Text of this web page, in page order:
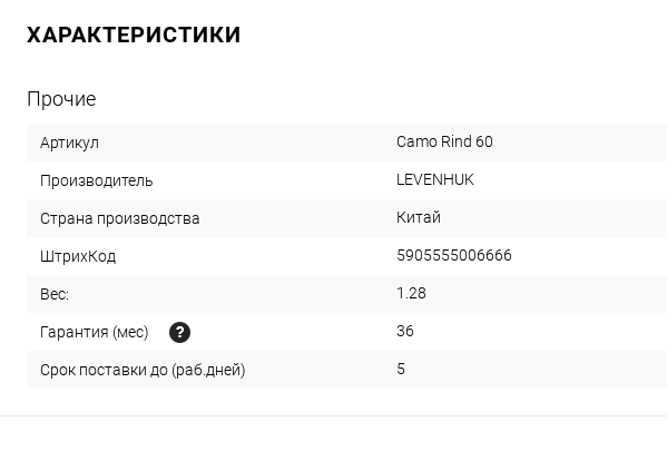
ХАРАКТЕРИСТИКИ
Прочие
Артикул Camo Rind 60
Производитель LEVENHUK
Страна производства Китай
ШтрихКод 5905555006666
Вес: 1.28
Гарантия (мес) 36
Срок поставки до (раб.дней) 5